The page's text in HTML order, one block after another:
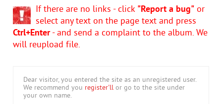
If there are no links - click "Report a bug" or
select any text on the page text and press
Ctrl+Enter- and send a complaint to the album. We
will reupload file.
Dear visitor, you entered the site as an unregistered user.
We recommend you register'll or go to the site under
your own name.